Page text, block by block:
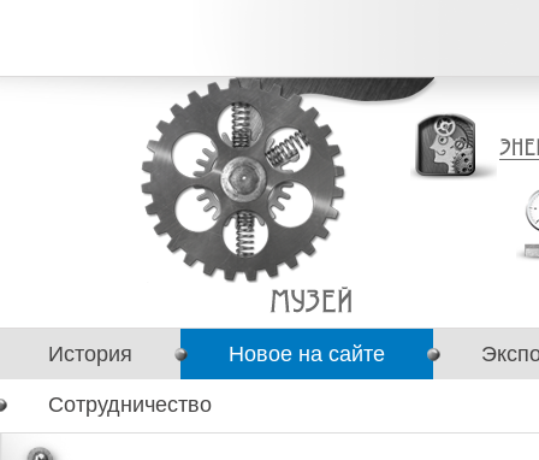
История Новое на сайте
Сотрудничество